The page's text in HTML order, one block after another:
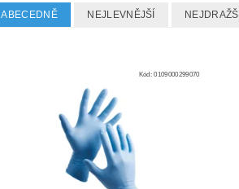
ABECEDNĚ NEJLEVNĚJŠÍ NEJDRAŽŠÍ
Kód:0109000299070